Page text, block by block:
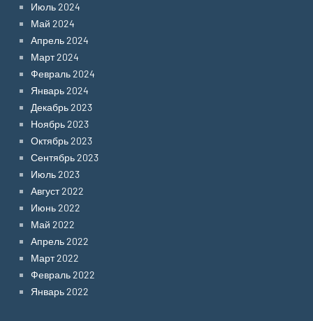
Июль 2024
Май 2024
Апрель 2024
Март 2024
Февраль 2024
Январь 2024
Декабрь 2023
Ноябрь 2023
Октябрь 2023
Сентябрь 2023
Июль 2023
Август 2022
Июнь 2022
Май 2022
Апрель 2022
Март 2022
Февраль 2022
Январь 2022